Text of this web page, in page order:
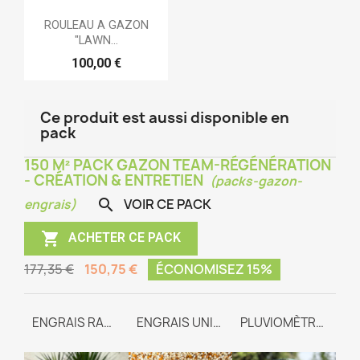
ROULEAU A GAZON
"LAWN...
100,00 €
Ce produit est aussi disponible en
pack
150 M² PACK GAZON TEAM-RÉGÉNÉRATION
- CRÉATION & ENTRETIEN (packs-gazon-
engrais)
 VOIR CE PACK
 ACHETER CE PACK
177,35 € 150,75 € ÉCONOMISEZ 15%
ENGRAIS RACINAIRE ENGRAIS UNIVERSEL TEAM-WAY PLUVIOMÈTRE GRADUÉ